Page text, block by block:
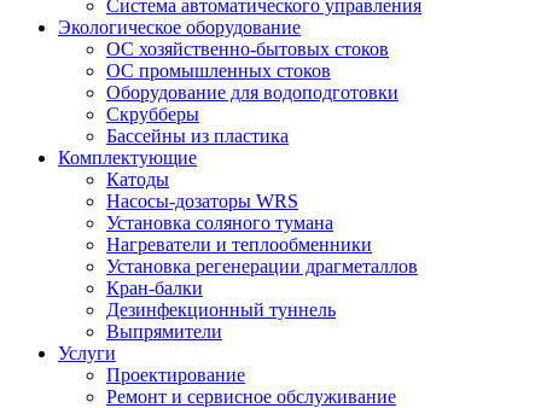
Система автоматического управления
Экологическое оборудование
ОС хозяйственно-бытовых стоков
ОС промышленных стоков
Оборудование для водоподготовки
Скрубберы
Бассейны из пластика
Комплектующие
Катоды
Насосы-дозаторы WRS
Установка соляного тумана
Нагреватели и теплообменники
Установка регенерации драгметаллов
Кран-балки
Дезинфекционный туннель
Выпрямители
Услуги
Проектирование
Ремонт и сервисное обслуживание